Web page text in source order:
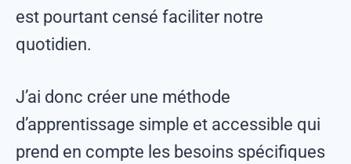
est pourtant censé faciliter notre
quotidien.
J’ai donc créer une méthode
d’apprentissage simple et accessible qui
prend en compte les besoins spécifiques